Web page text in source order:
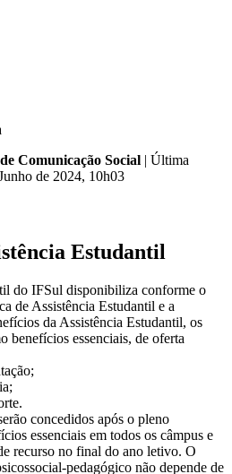
Comunicação Social | Última
de 2024, 10h03
Estudantil
do IFSul disponibiliza conforme o
de Assistência Estudantil e a
da Assistência Estudantil, os
benefícios essenciais, de oferta
concedidos após o pleno
essenciais em todos os câmpus e
recurso no final do ano letivo. O
pedagógico não depende de